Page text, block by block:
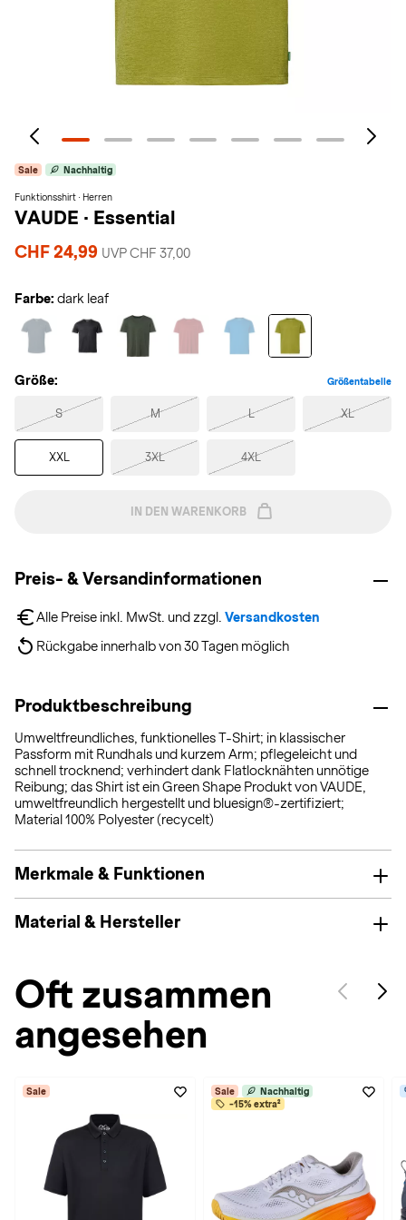
Sale Nachhaltig
Funktionsshirt · Herren
VAUDE · Essential
CHF 24,99 UVP CHF 37,00
Farbe: dark leaf
Größe: Größentabelle
S M L XL
XXL 3XL 4XL
IN DEN WARENKORB
Preis- & Versandinformationen
Alle Preise inkl. MwSt. und zzgl. Versandkosten
Rückgabe innerhalb von 30 Tagen möglich
Produktbeschreibung
Umweltfreundliches, funktionelles T-Shirt; in klassischer
Passform mit Rundhals und kurzem Arm; pflegeleicht und
schnell trocknend; verhindert dank Flatlocknähten unnötige
Reibung; das Shirt ist ein Green Shape Produkt von VAUDE,
umweltfreundlich hergestellt und bluesign®-zertifiziert;
Material 100% Polyester (recycelt)
Merkmale & Funktionen
Material & Hersteller
Oft zusammen
angesehen
Sale Sale
Nachhaltig
-15% extra²